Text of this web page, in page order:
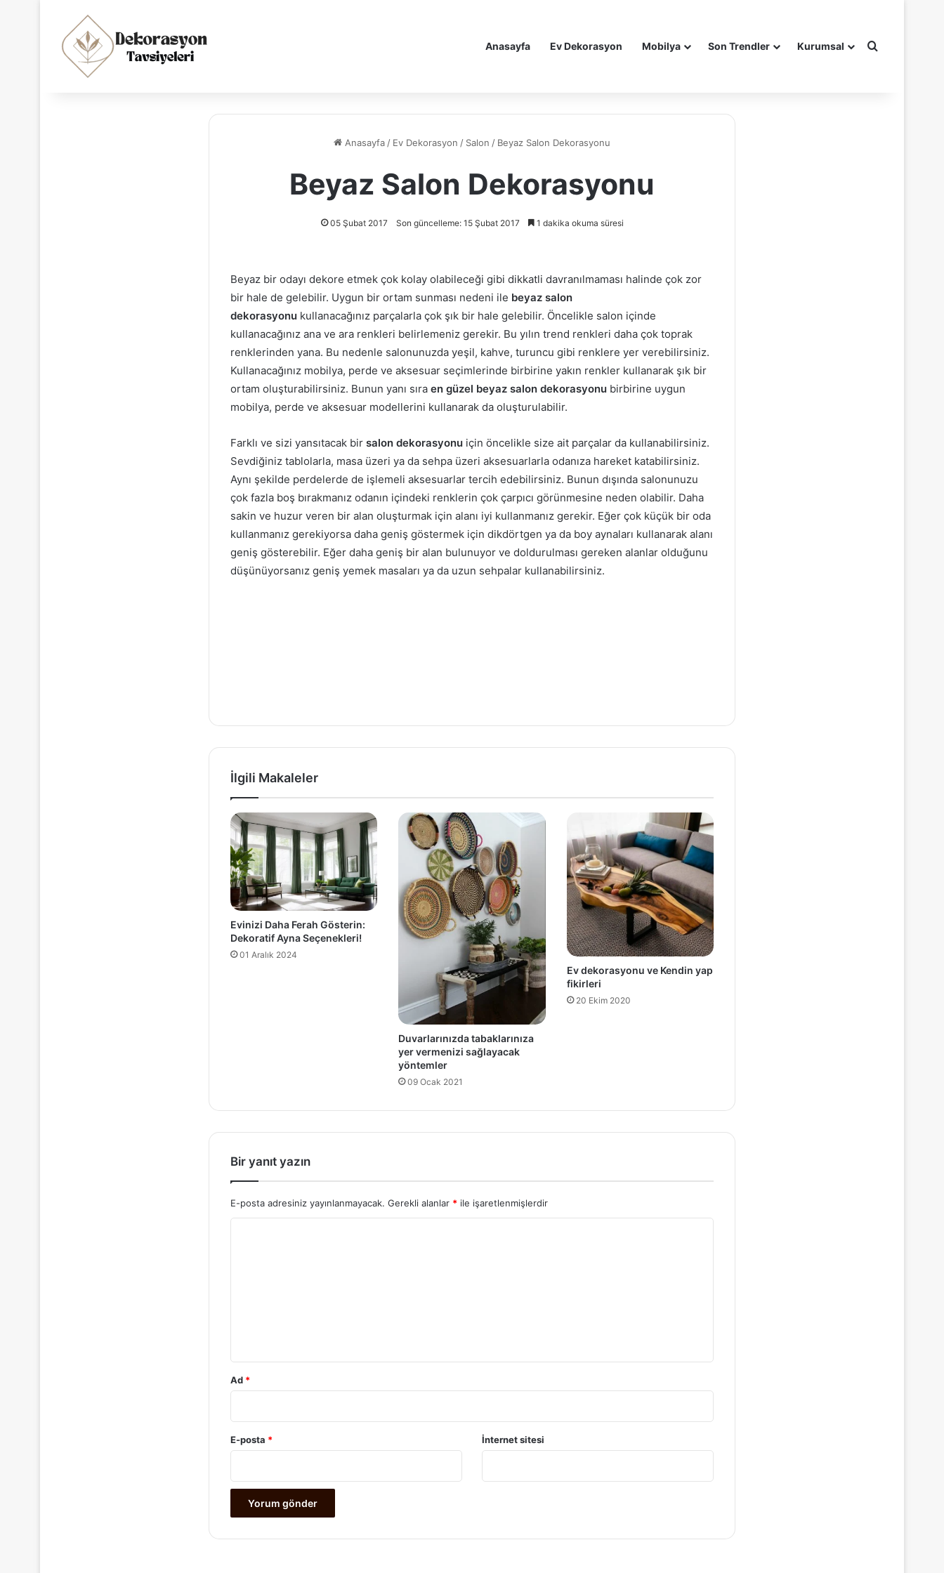
Anasayfa Ev Dekorasyon Mobilya Son Trendler Kurumsal Arama yap
Anasayfa / Ev Dekorasyon / Salon / Beyaz Salon Dekorasyonu
Beyaz Salon Dekorasyonu
05 Şubat 2017 Son güncelleme: 15 Şubat 2017 1 dakika okuma süresi
Beyaz bir odayı dekore etmek çok kolay olabileceği gibi dikkatli davranılmaması halinde çok zor
bir hale de gelebilir. Uygun bir ortam sunması nedeni ile beyaz salon
dekorasyonu kullanacağınız parçalarla çok şık bir hale gelebilir. Öncelikle salon içinde
kullanacağınız ana ve ara renkleri belirlemeniz gerekir. Bu yılın trend renkleri daha çok toprak
renklerinden yana. Bu nedenle salonunuzda yeşil, kahve, turuncu gibi renklere yer verebilirsiniz.
Kullanacağınız mobilya, perde ve aksesuar seçimlerinde birbirine yakın renkler kullanarak şık bir
ortam oluşturabilirsiniz. Bunun yanı sıra en güzel beyaz salon dekorasyonu birbirine uygun
mobilya, perde ve aksesuar modellerini kullanarak da oluşturulabilir.
Farklı ve sizi yansıtacak bir salon dekorasyonu için öncelikle size ait parçalar da kullanabilirsiniz.
Sevdiğiniz tablolarla, masa üzeri ya da sehpa üzeri aksesuarlarla odanıza hareket katabilirsiniz.
Aynı şekilde perdelerde de işlemeli aksesuarlar tercih edebilirsiniz. Bunun dışında salonunuzu
çok fazla boş bırakmanız odanın içindeki renklerin çok çarpıcı görünmesine neden olabilir. Daha
sakin ve huzur veren bir alan oluşturmak için alanı iyi kullanmanız gerekir. Eğer çok küçük bir oda
kullanmanız gerekiyorsa daha geniş göstermek için dikdörtgen ya da boy aynaları kullanarak alanı
geniş gösterebilir. Eğer daha geniş bir alan bulunuyor ve doldurulması gereken alanlar olduğunu
düşünüyorsanız geniş yemek masaları ya da uzun sehpalar kullanabilirsiniz.
İlgili Makaleler
Evinizi Daha Ferah Gösterin:
Dekoratif Ayna Seçenekleri!
01 Aralık 2024
Duvarlarınızda tabaklarınıza
yer vermenizi sağlayacak
yöntemler
09 Ocak 2021
Ev dekorasyonu ve Kendin yap
fikirleri
20 Ekim 2020
Bir yanıt yazın
E-posta adresiniz yayınlanmayacak. Gerekli alanlar * ile işaretlenmişlerdir
Ad *
E-posta * İnternet sitesi